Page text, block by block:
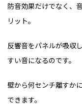
防音効果だけでなく、
リット。
反響音をパネルが吸収
すい音になるのです。
壁から何センチ離すか
できます。